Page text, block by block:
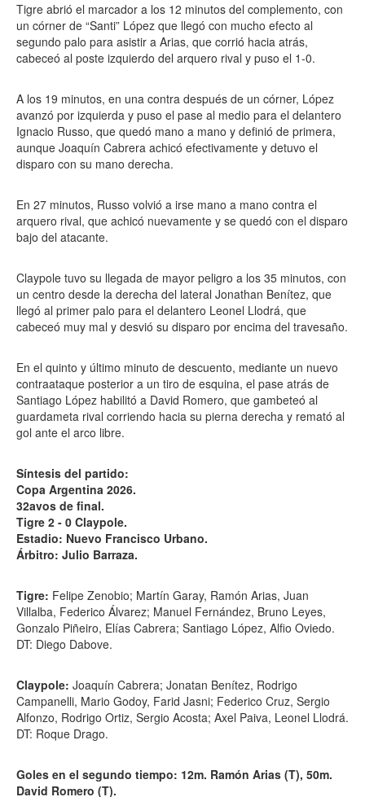
Tigre abrió el marcador a los 12 minutos del complemento, con
un córner de “Santi” López que llegó con mucho efecto al
segundo palo para asistir a Arias, que corrió hacia atrás,
cabeceó al poste izquierdo del arquero rival y puso el 1-0.
A los 19 minutos, en una contra después de un córner, López
avanzó por izquierda y puso el pase al medio para el delantero
Ignacio Russo, que quedó mano a mano y definió de primera,
aunque Joaquín Cabrera achicó efectivamente y detuvo el
disparo con su mano derecha.
En 27 minutos, Russo volvió a irse mano a mano contra el
arquero rival, que achicó nuevamente y se quedó con el disparo
bajo del atacante.
Claypole tuvo su llegada de mayor peligro a los 35 minutos, con
un centro desde la derecha del lateral Jonathan Benítez, que
llegó al primer palo para el delantero Leonel Llodrá, que
cabeceó muy mal y desvió su disparo por encima del travesaño.
En el quinto y último minuto de descuento, mediante un nuevo
contraataque posterior a un tiro de esquina, el pase atrás de
Santiago López habilitó a David Romero, que gambeteó al
guardameta rival corriendo hacia su pierna derecha y remató al
gol ante el arco libre.
Síntesis del partido:
Copa Argentina 2026.
32avos de final.
Tigre 2 - 0 Claypole.
Estadio: Nuevo Francisco Urbano.
Árbitro: Julio Barraza.
Tigre: Felipe Zenobio; Martín Garay, Ramón Arias, Juan
Villalba, Federico Álvarez; Manuel Fernández, Bruno Leyes,
Gonzalo Piñeiro, Elías Cabrera; Santiago López, Alfio Oviedo.
DT: Diego Dabove.
Claypole: Joaquín Cabrera; Jonatan Benítez, Rodrigo
Campanelli, Mario Godoy, Farid Jasni; Federico Cruz, Sergio
Alfonzo, Rodrigo Ortiz, Sergio Acosta; Axel Paiva, Leonel Llodrá.
DT: Roque Drago.
Goles en el segundo tiempo: 12m. Ramón Arias (T), 50m.
David Romero (T).